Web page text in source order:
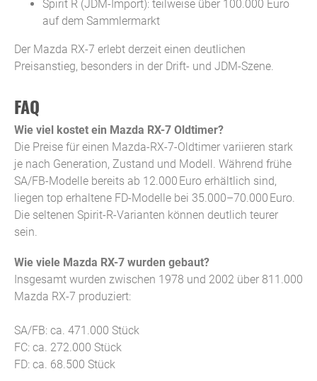
Spirit R (JDM-Import): teilweise über 100.000 Euro
auf dem Sammlermarkt
Der Mazda RX-7 erlebt derzeit einen deutlichen
Preisanstieg, besonders in der Drift- und JDM-Szene.
FAQ
Wie viel kostet ein Mazda RX-7 Oldtimer?
Die Preise für einen Mazda-RX-7-Oldtimer variieren stark
je nach Generation, Zustand und Modell. Während frühe
SA/FB-Modelle bereits ab 12.000 Euro erhältlich sind,
liegen top erhaltene FD-Modelle bei 35.000–70.000 Euro.
Die seltenen Spirit-R-Varianten können deutlich teurer
sein.
Wie viele Mazda RX-7 wurden gebaut?
Insgesamt wurden zwischen 1978 und 2002 über 811.000
Mazda RX-7 produziert:
SA/FB: ca. 471.000 Stück
FC: ca. 272.000 Stück
FD: ca. 68.500 Stück